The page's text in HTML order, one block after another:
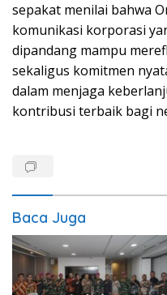
sepakat menilai bahwa
komunikasi korporasi
dipandang mampu
sekaligus komitmen
dalam menjaga
kontribusi terbaik bagi
Baca Juga